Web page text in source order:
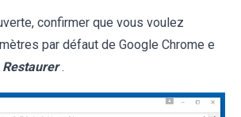
confirmer que vous voulez
par défaut de Google Chrome e
Restaurer .